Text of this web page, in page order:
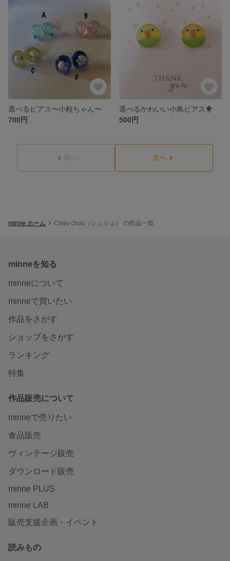
選べるピアス〜小粒ちゃん〜
700円
選べるかわいい小鳥ピアス🐥
500円
前へ 次へ
minne ホーム Chou chou（シュシュ） の作品一覧
minneを知る
minneについて
minneで買いたい
作品をさがす
ショップをさがす
ランキング
特集
作品販売について
minneで売りたい
食品販売
ヴィンテージ販売
ダウンロード販売
minne PLUS
minne LAB
販売支援企画・イベント
読みもの